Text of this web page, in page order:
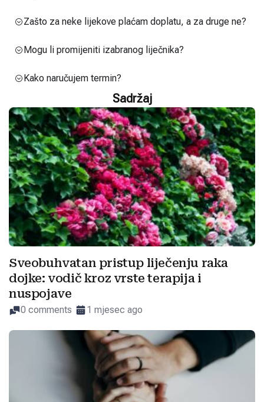
Zašto za neke lijekove plaćam doplatu, a za druge ne?
Mogu li promijeniti izabranog liječnika?
Kako naručujem termin?
Sadržaj
Sveobuhvatan pristup liječenju raka
dojke: vodič kroz vrste terapija i
nuspojave
0 comments 1 mjesec ago